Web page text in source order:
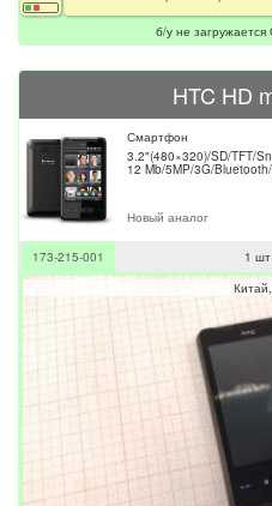
б/у не
HTC HD
Смартфон
3.2"(480×320)/SD/TFT/
12 Mb/5MP/3G/
Новый аналог
173-215-001
1
Китай